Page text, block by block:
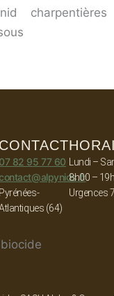
CONTACT
07 82 95 77 60
contact@alpynids.fr
Pyrénées-
(64)
Lundi –
8h00 –
Urgences